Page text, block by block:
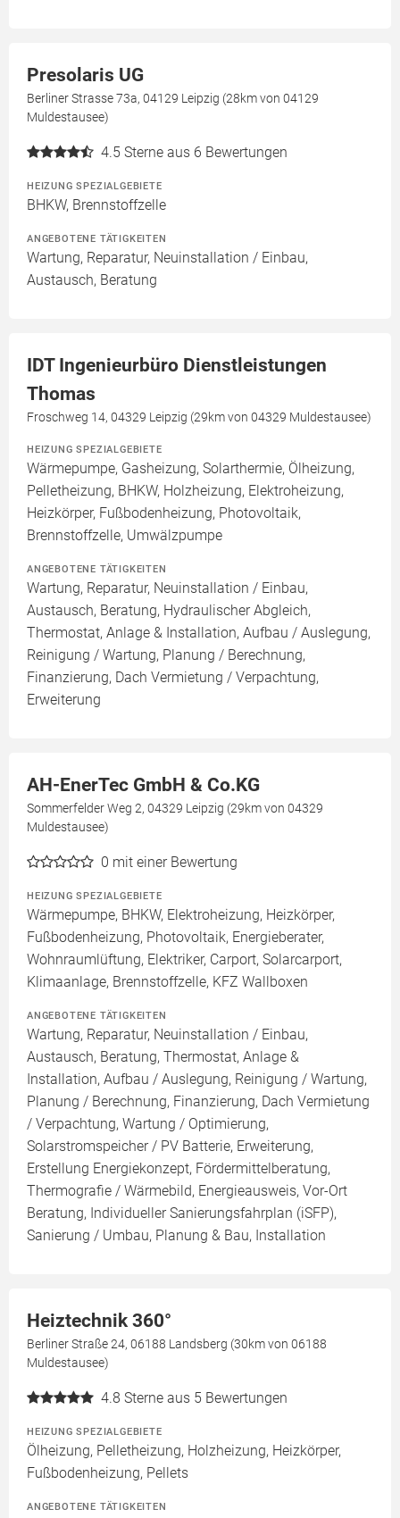
Presolaris UG
Berliner Strasse 73a, 04129 Leipzig (28km von 04129
Muldestausee)
4.5 Sterne aus 6 Bewertungen
HEIZUNG SPEZIALGEBIETE
BHKW, Brennstoffzelle
ANGEBOTENE TÄTIGKEITEN
Wartung, Reparatur, Neuinstallation / Einbau,
Austausch, Beratung
IDT Ingenieurbüro Dienstleistungen
Thomas
Froschweg 14, 04329 Leipzig (29km von 04329 Muldestausee)
HEIZUNG SPEZIALGEBIETE
Wärmepumpe, Gasheizung, Solarthermie, Ölheizung,
Pelletheizung, BHKW, Holzheizung, Elektroheizung,
Heizkörper, Fußbodenheizung, Photovoltaik,
Brennstoffzelle, Umwälzpumpe
ANGEBOTENE TÄTIGKEITEN
Wartung, Reparatur, Neuinstallation / Einbau,
Austausch, Beratung, Hydraulischer Abgleich,
Thermostat, Anlage & Installation, Aufbau / Auslegung,
Reinigung / Wartung, Planung / Berechnung,
Finanzierung, Dach Vermietung / Verpachtung,
Erweiterung
AH-EnerTec GmbH & Co.KG
Sommerfelder Weg 2, 04329 Leipzig (29km von 04329
Muldestausee)
0 mit einer Bewertung
HEIZUNG SPEZIALGEBIETE
Wärmepumpe, BHKW, Elektroheizung, Heizkörper,
Fußbodenheizung, Photovoltaik, Energieberater,
Wohnraumlüftung, Elektriker, Carport, Solarcarport,
Klimaanlage, Brennstoffzelle, KFZ Wallboxen
ANGEBOTENE TÄTIGKEITEN
Wartung, Reparatur, Neuinstallation / Einbau,
Austausch, Beratung, Thermostat, Anlage &
Installation, Aufbau / Auslegung, Reinigung / Wartung,
Planung / Berechnung, Finanzierung, Dach Vermietung
/ Verpachtung, Wartung / Optimierung,
Solarstromspeicher / PV Batterie, Erweiterung,
Erstellung Energiekonzept, Fördermittelberatung,
Thermografie / Wärmebild, Energieausweis, Vor-Ort
Beratung, Individueller Sanierungsfahrplan (iSFP),
Sanierung / Umbau, Planung & Bau, Installation
Heiztechnik 360°
Berliner Straße 24, 06188 Landsberg (30km von 06188
Muldestausee)
4.8 Sterne aus 5 Bewertungen
HEIZUNG SPEZIALGEBIETE
Ölheizung, Pelletheizung, Holzheizung, Heizkörper,
Fußbodenheizung, Pellets
ANGEBOTENE TÄTIGKEITEN